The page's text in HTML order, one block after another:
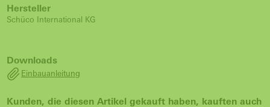
Hersteller
Schüco International KG
Downloads
Einbauanleitung
Kunden, die diesen Artikel gekauft haben, kauften auch